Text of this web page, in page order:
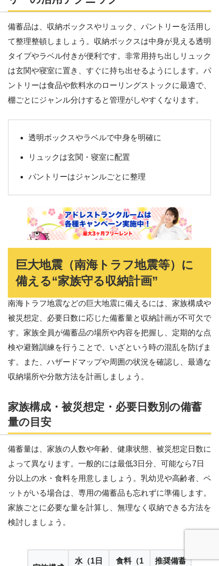
備蓄品は、収納ボックスやリュック、パントリーを活用し
て整理整頓しましょう。収納ボックスは中身が見える透明
タイプやラベル付きが便利です。非常用持ち出しリュック
は玄関や寝室に置き、すぐに持ち出せるようにします。パ
ントリーは食品や飲料水のローリングストックに最適で、
棚ごとにジャンル分けすると管理がしやすくなります。
透明ボックスやラベルで中身を明確に
リュックは玄関・寝室に配置
パントリーはジャンルごとに整理
巨大地震（南海トラフ地震等）に
備える“家族守る収納計画”
南海トラフ地震などの巨大地震に備えるには、家族構成や
被災想定、必要日数に応じた備蓄量と収納計画が不可欠で
す。家族全員が備蓄品の場所や内容を把握し、定期的な点
検や避難訓練を行うことで、いざという時の混乱を防げま
す。また、ハザードマップや周囲の状況を確認し、最適な
収納場所や分散方法を計画しましょう。
家族構成・被災想定・必要日数別の備蓄
量の目安
備蓄量は、家族の人数や年齢、健康状態、被災想定日数に
よって異なります。一般的には最低3日分、可能なら7日
分以上の水・食料を用意しましょう。乳幼児や高齢者、ペ
ットがいる場合は、専用の備蓄品も忘れずに準備します。
家族ごとに必要な量を計算し、無理なく収納できる方法を
検討しましょう。
水（1日 食料（1 推奨備蓄